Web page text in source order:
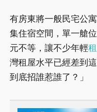
有房東將一般民宅公
集住宿空間，單一艙
元不等，讓不少年輕
灣租屋水平已經差到
到底招誰惹誰了？」